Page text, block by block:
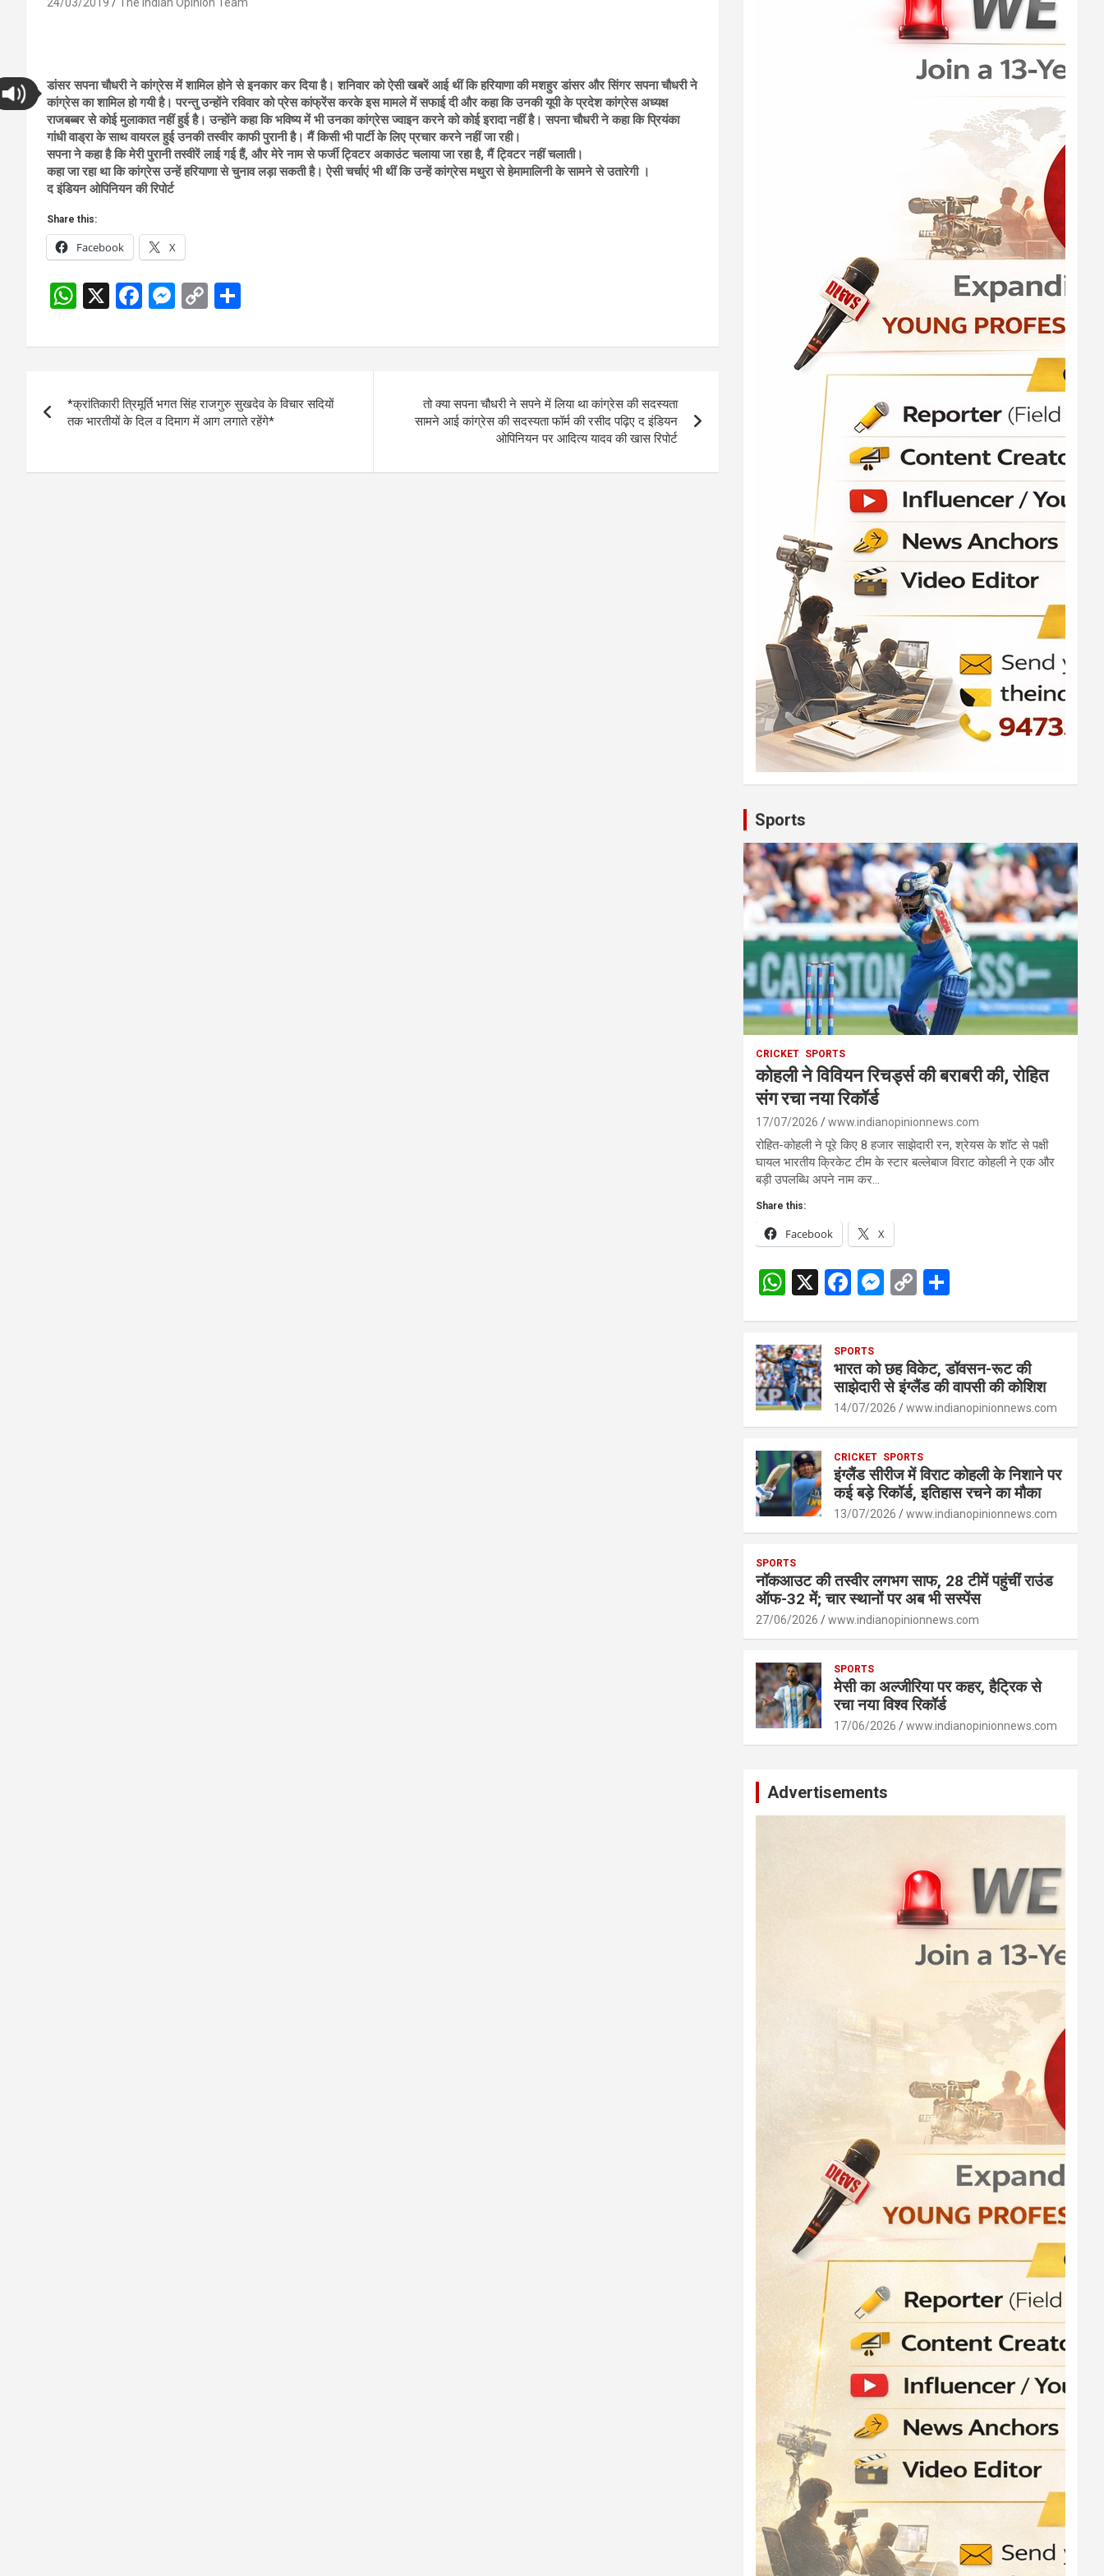
डांसर सपना चौधरी ने कांग्रेस में शामिल होने से इनकार कर दिया है। शनिवार को ऐसी खबरें आई थीं कि हरियाणा की मशहुर डांसर और सिंगर सपना चौधरी ने
कांग्रेस का शामिल हो गयी है। परन्तु उन्‍होंने रविवार को प्रेस कांफ्रेंस करके इस मामले में सफाई दी और कहा कि उनकी यूपी के प्रदेश कांग्रेस अध्‍यक्ष
राजबब्‍बर से कोई मुलाकात नहीं हुई है। उन्‍होंने कहा कि भविष्‍य में भी उनका कांग्रेस ज्‍वाइन करने को कोई इरादा नहीं है। सपना चौधरी ने कहा कि प्रियंका
गांधी वाड्रा के साथ वायरल हुई उनकी तस्‍वीर काफी पुरानी है। मैं किसी भी पार्टी के लिए प्रचार करने नहीं जा रही।
सपना ने कहा है कि मेरी पुरानी तस्वीरें लाई गई हैं, और मेरे नाम से फर्जी ट्विटर अकाउंट चलाया जा रहा है, मैं ट्विटर नहीं चलाती।
कहा जा रहा था कि कांग्रेस उन्हें हरियाणा से चुनाव लड़ा सकती है। ऐसी चर्चाएं भी थीं कि उन्‍हें कांग्रेस मथुरा से हेमामालिनी के सामने से उतारेगी ।
द इंडियन ओपिनियन की रिपोर्ट
Share this:
Facebook X
W
at
A
p
X
F
ce
o
o
M
se
g
er
C
py
n
k
ar
navigation
*क्रांतिकारी त्रिमूर्ति भगत सिंह राजगुरु सुखदेव के विचार सदियों
तक भारतीयों के दिल व दिमाग में आग लगाते रहेंगे*
तो क्या सपना चौधरी ने सपने में लिया था कांग्रेस की सदस्यता
सामने आई कांग्रेस की सदस्यता फॉर्म की रसीद पढ़िए द इंडियन
ओपिनियन पर आदित्य यादव की खास रिपोर्ट
Sports
CRICKET SPORTS
कोहली ने विवियन रिचर्ड्स की बराबरी की, रोहित
संग रचा नया रिकॉर्ड
17/07/2026 www.indianopinionnews.com
रोहित-कोहली ने पूरे किए 8 हजार साझेदारी रन, श्रेयस के शॉट से पक्षी
घायल भारतीय क्रिकेट टीम के स्टार बल्लेबाज विराट कोहली ने एक और
बड़ी उपलब्धि अपने नाम कर…
Share this:
Facebook X
W
s
A
p
X
F
b
o
o
M
n
g
er
C
Li
n
k
e
SPORTS
भारत को छह विकेट, डॉवसन-रूट की
साझेदारी से इंग्लैंड की वापसी की कोशिश
14/07/2026 www.indianopinionnews.com
CRICKET SPORTS
इंग्लैंड सीरीज में विराट कोहली के निशाने पर
कई बड़े रिकॉर्ड, इतिहास रचने का मौका
13/07/2026 www.indianopinionnews.com
SPORTS
नॉकआउट की तस्वीर लगभग साफ, 28 टीमें पहुंचीं राउंड
ऑफ-32 में; चार स्थानों पर अब भी सस्पेंस
27/06/2026 www.indianopinionnews.com
SPORTS
मेसी का अल्जीरिया पर कहर, हैट्रिक से
रचा नया विश्व रिकॉर्ड
17/06/2026 www.indianopinionnews.com
Advertisements